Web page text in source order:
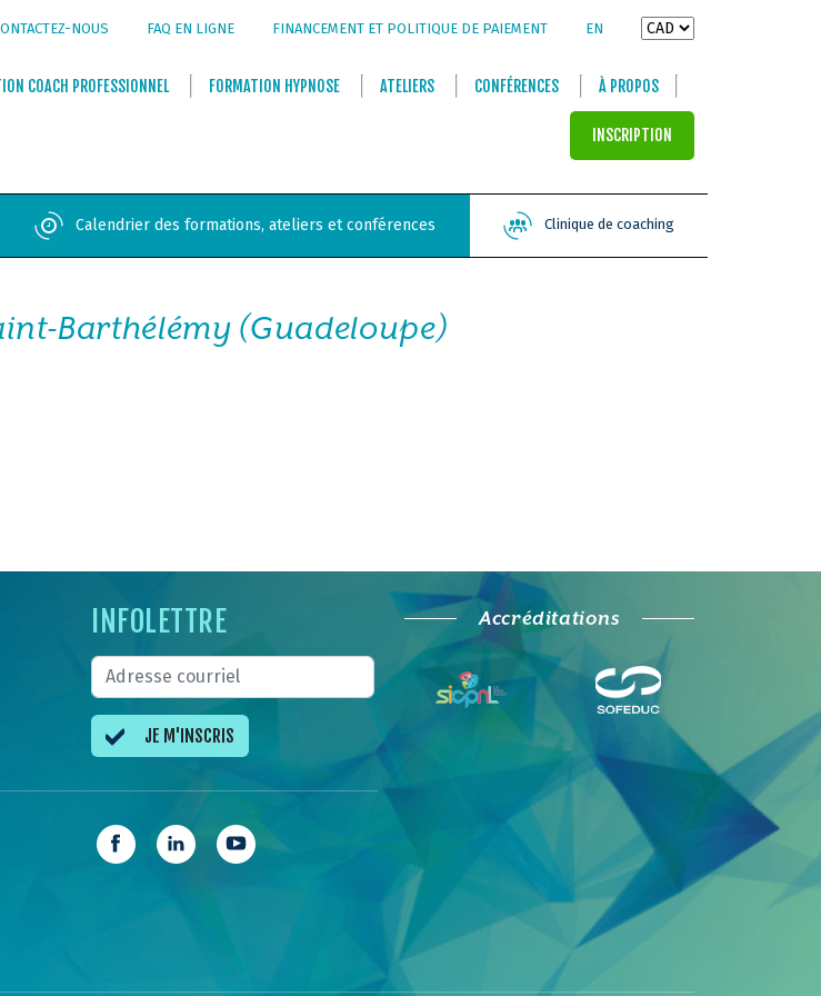
NOUS FAQ EN LIGNE FINANCEMENT ET POLITIQUE DE PAIEMENT EN
COACH PROFESSIONNEL FORMATION HYPNOSE ATELIERS CONFÉRENCES À PROPOS
INSCRIPTION
Calendrier des formations, ateliers et conférences Clinique de coaching
Barthélémy (Guadeloupe)
INFOLETTRE
JE M'INSCRIS
Accréditations